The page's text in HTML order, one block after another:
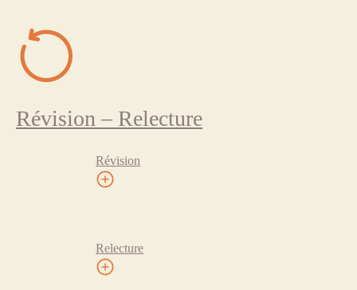
Révision – Relecture
Révision
Relecture